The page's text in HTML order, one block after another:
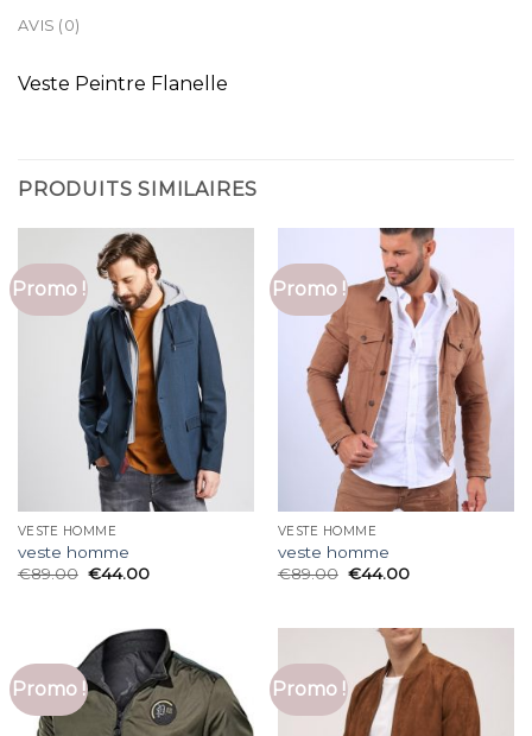
AVIS (0)
Veste Peintre Flanelle
PRODUITS SIMILAIRES
Promo !
VESTE HOMME
veste homme
€89.00 €44.00
Promo !
VESTE HOMME
veste homme
€89.00 €44.00
Promo ! Promo !